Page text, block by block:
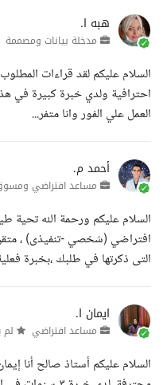
هبه ا.
مدخلة بيانات ومصممة
السلام عليكم لقد قراءات
احترافية ولدي خبرة كبيرة في
العمل علي الفور وانا متفر...
أحمد م.
مساعد افتراضي
السلام عليكم ورحمة الله
افتراضي (شخصي -تنفيذى) ،
التى ذكرتها في طلبك ،بخبرة
ايمان ا.
مساعد افتراضي
السلام عليكم أستاذ صالح أنا